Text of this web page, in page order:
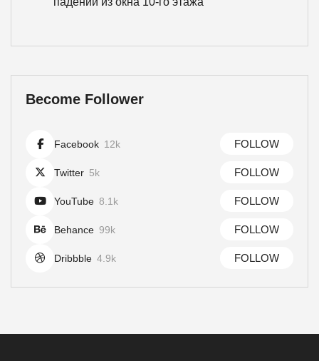
Become Follower
Facebook 12k FOLLOW
Twitter 5k FOLLOW
YouTube 8.1k FOLLOW
Behance 99k FOLLOW
Dribbble 4.9k FOLLOW